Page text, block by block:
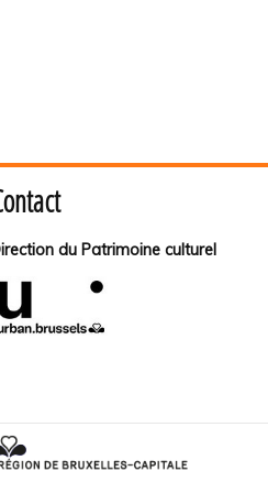
du Patrimoine culturel